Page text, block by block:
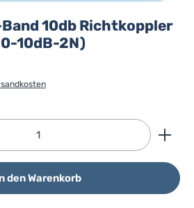
10db Richtkoppler
10dB-2N)
den gewünschten Wert ein
den Warenkorb